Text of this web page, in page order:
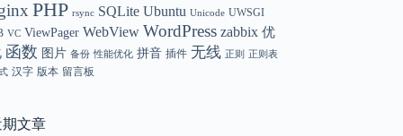
PHP rsync SQLite Ubuntu Unicode UWSGI
VC ViewPager WebView WordPress zabbix 优
函数 图片 备份 性能优化 拼音 插件 无线 正则
正则表
汉字 版本 留言板
期文章